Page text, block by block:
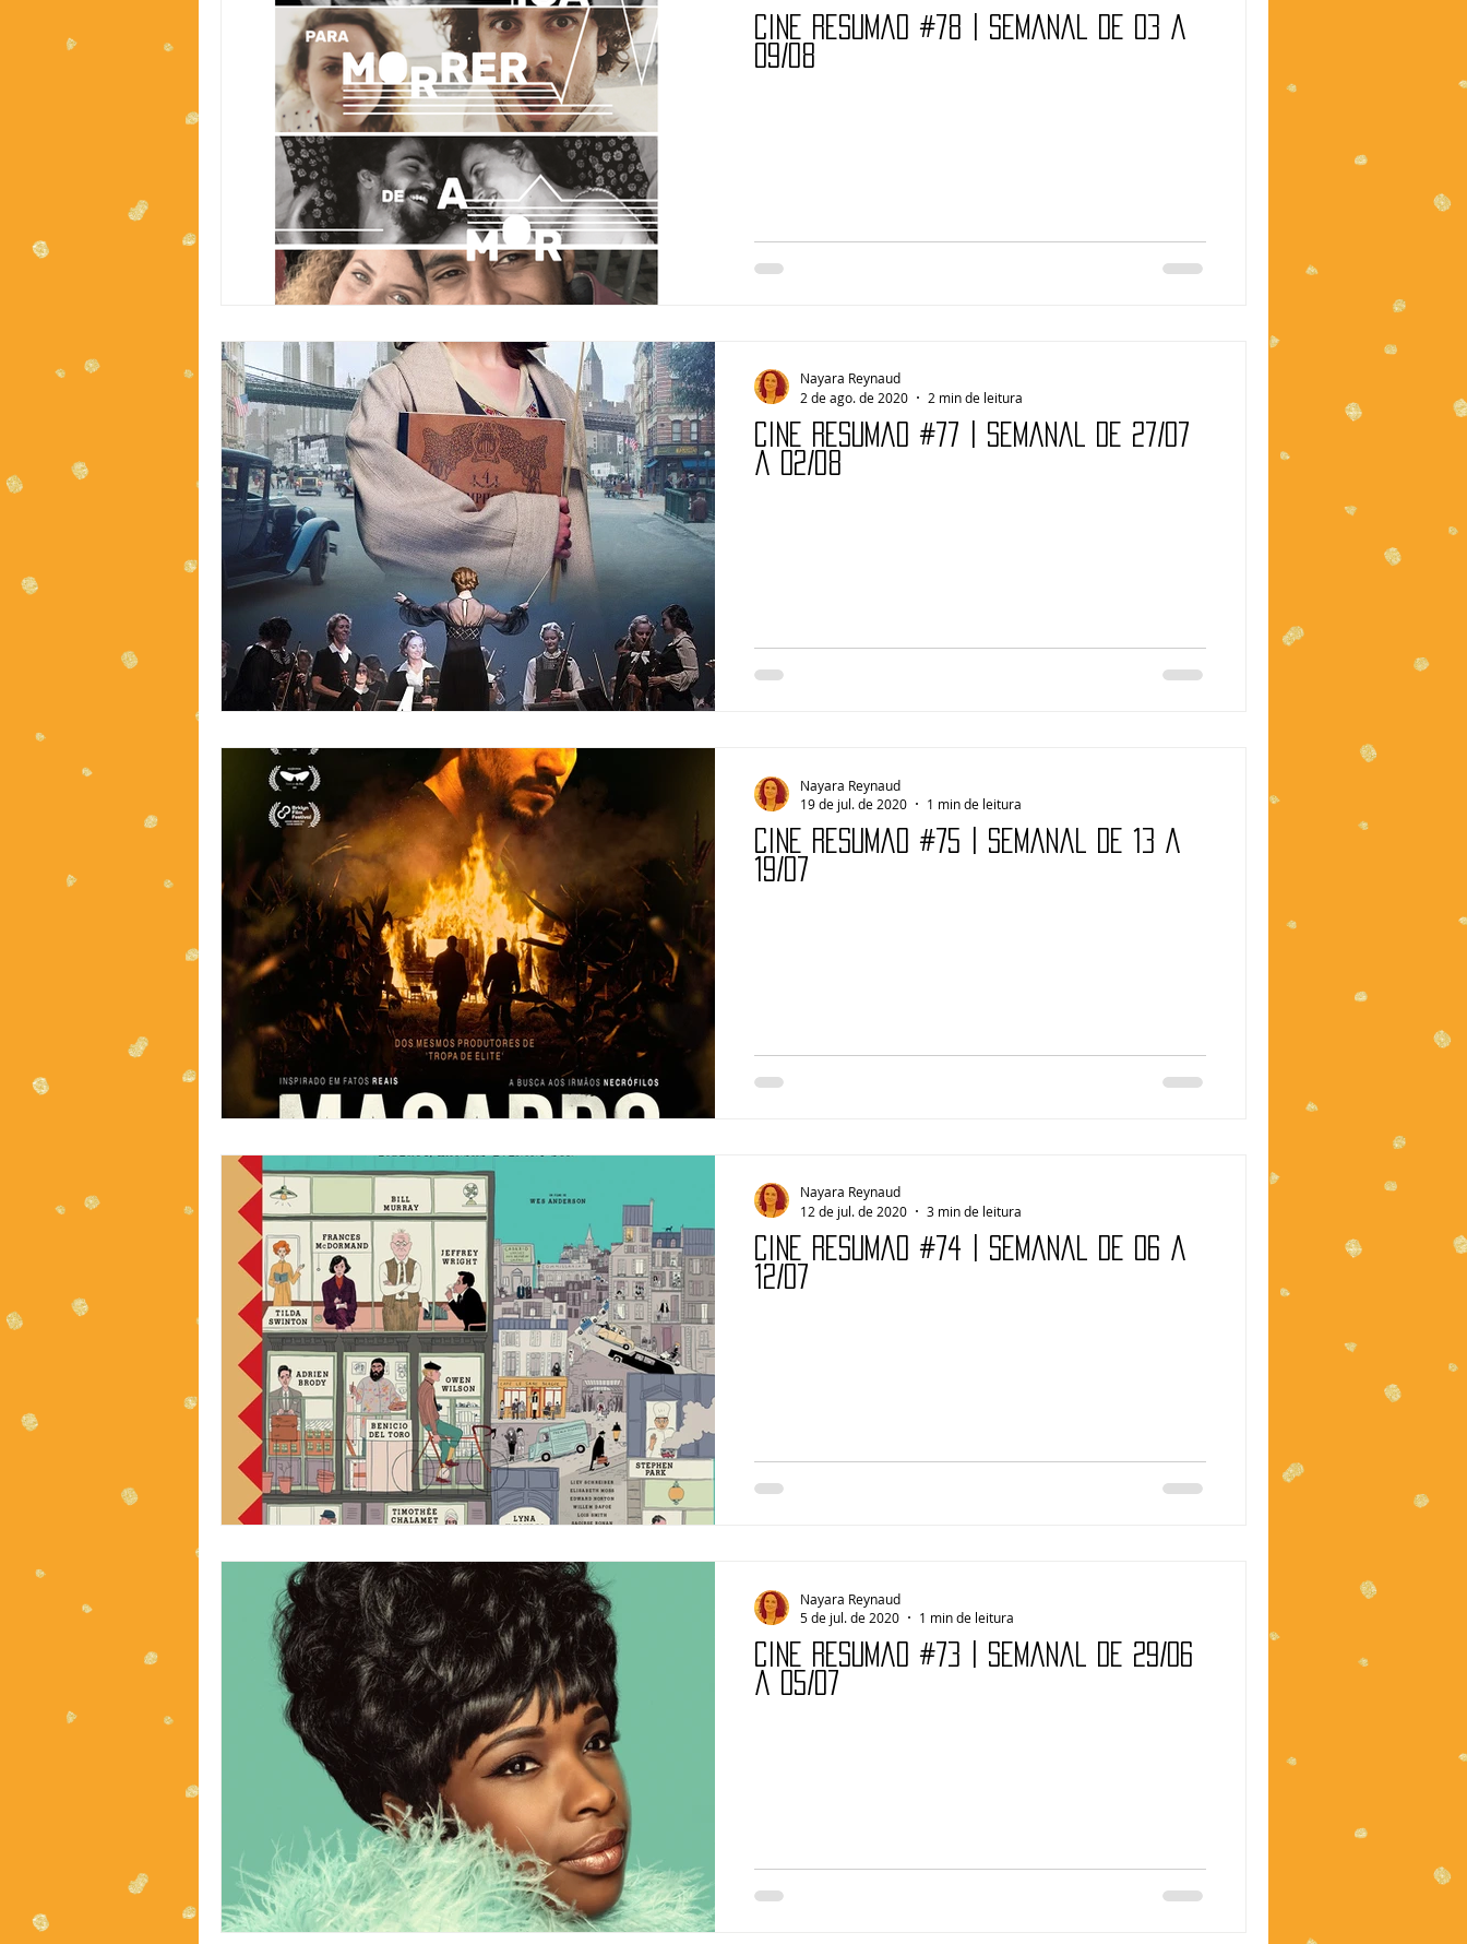
Cine Resumão #78 | Semanal de 03 a
09/08
Cine Resumão #77 | Semanal de 27/07
a 02/08
Nayara Reynaud
2 de ago. de 2020
2 min de leitura
Cine Resumão #75 | Semanal de 13 a
19/07
Nayara Reynaud
19 de jul. de 2020
1 min de leitura
Cine Resumão #74 | Semanal de 06 a
12/07
Nayara Reynaud
12 de jul. de 2020
3 min de leitura
Cine Resumão #73 | Semanal de 29/06
a 05/07
Nayara Reynaud
5 de jul. de 2020
1 min de leitura